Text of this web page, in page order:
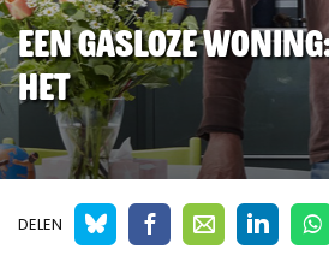
Een gasloze
het
DELEN